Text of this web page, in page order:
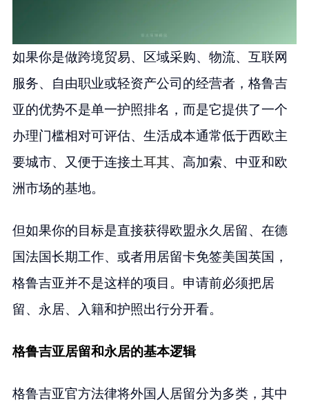
如果你是做跨境贸易、区域采购、物流、互联网
服务、自由职业或轻资产公司的经营者，格鲁吉
亚的优势不是单一护照排名，而是它提供了一个
办理门槛相对可评估、生活成本通常低于西欧主
要城市、又便于连接土耳其、高加索、中亚和欧
洲市场的基地。
但如果你的目标是直接获得欧盟永久居留、在德
国法国长期工作、或者用居留卡免签美国英国，
格鲁吉亚并不是这样的项目。申请前必须把居
留、永居、入籍和护照出行分开看。
格鲁吉亚居留和永居的基本逻辑
格鲁吉亚官方法律将外国人居留分为多类，其中